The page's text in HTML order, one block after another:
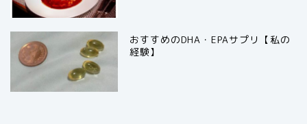
おすすめのDHA・EPAサプリ【私の
経験】